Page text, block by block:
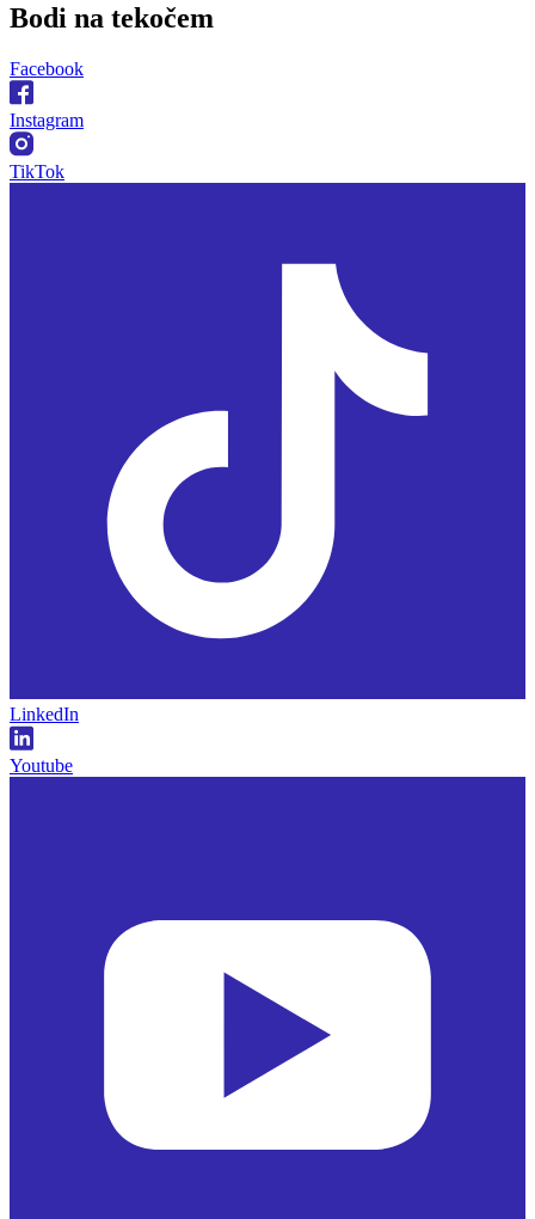
Bodi na tekočem
Facebook
Instagram
TikTok
LinkedIn
Youtube